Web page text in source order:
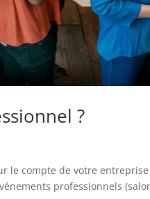
?
le compte de votre entreprise
professionnels